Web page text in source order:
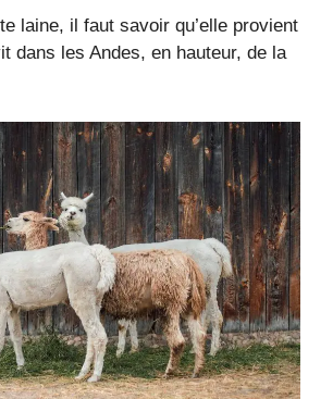
laine, il faut savoir qu’elle provient
dans les Andes, en hauteur, de la